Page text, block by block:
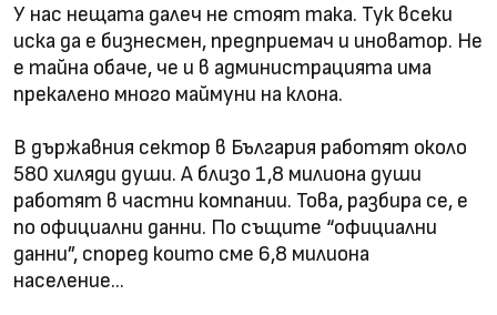
У нас нещата далеч не стоят така. Тук всеки
иска да е бизнесмен, предприемач и иноватор. Не
е тайна обаче, че и в администрацията има
прекалено много маймуни на клона.
В държавния сектор в България работят около
580 хиляди души. А близо 1,8 милиона души
работят в частни компании. Това, разбира се, е
по официални данни. По същите “официални
данни”, според които сме 6,8 милиона
население…